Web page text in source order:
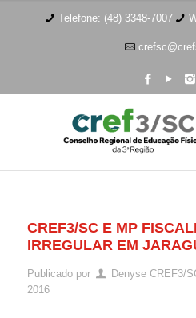
Telefone: (48) 3348-7007
CREF3/SC E MP
IRREGULAR EM
Publicado por Denyse CREF3/
2016